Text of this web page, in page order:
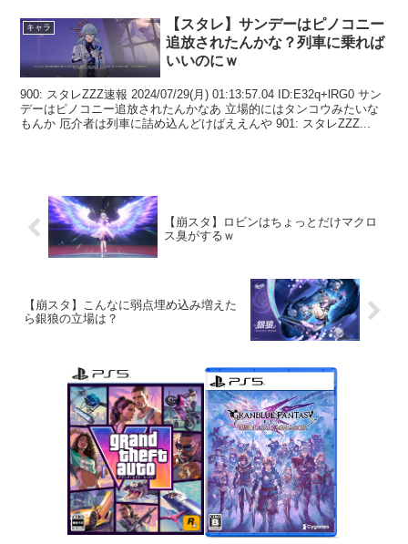
キャラ
【スタレ】サンデーはピノコニー
追放されたんかな？列車に乗れば
いいのにｗ
900: スタレZZZ速報 2024/07/29(月) 01:13:57.04 ID:E32q+lRG0 サン
デーはピノコニー追放されたんかなあ 立場的にはタンコウみたいな
もんか 厄介者は列車に詰め込んどけばええんや 901: スタレZZZ...
【崩スタ】ロビンはちょっとだけマクロ
ス臭がするｗ
【崩スタ】こんなに弱点埋め込み増えた
ら銀狼の立場は？